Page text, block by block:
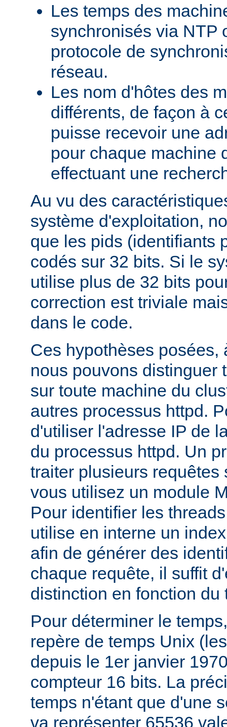
Les temps des
synchronisés via NTP
protocole de
réseau.
Les nom d'hôtes des
différents, de façon à
puisse recevoir une
pour chaque machine
effectuant une
Au vu des
système d'exploitation,
que les pids (identifiants
codés sur 32 bits. Si le
utilise plus de 32 bits
correction est triviale
dans le code.
Ces hypothèses posées,
nous pouvons distinguer
sur toute machine du
autres processus httpd.
d'utiliser l'adresse IP de
du processus httpd. Un
traiter plusieurs requêtes
vous utilisez un module
Pour identifier les
utilise en interne un
afin de générer des
chaque requête, il suffit
distinction en fonction du
Pour déterminer le
repère de temps Unix
depuis le 1er janvier
compteur 16 bits. La
temps n'étant que d'une
va représenter 65536